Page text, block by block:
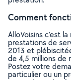
Comment
AlloVoisins c’est
prestations de
2013 et
de 4,5 millions
Postez votre
particulier ou un